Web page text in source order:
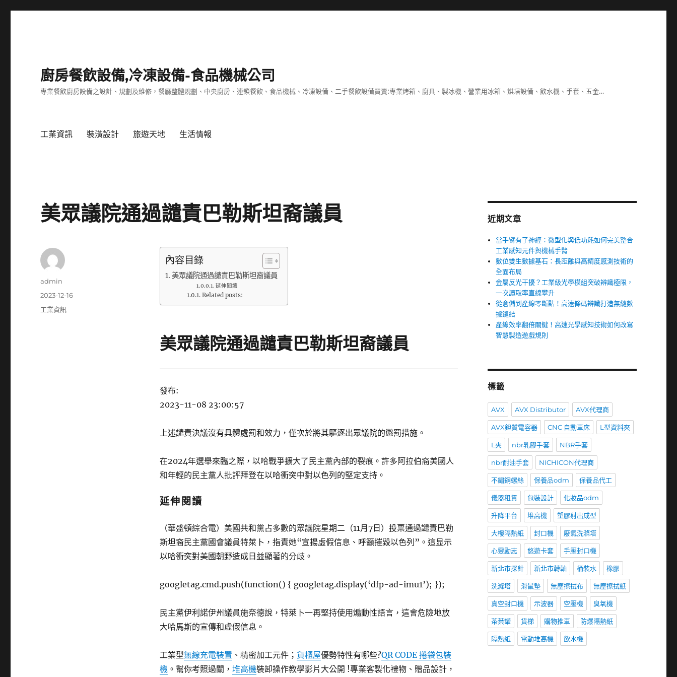
廚房餐飲設備,冷凍設備-食品機械公司
專業餐飲廚房設備之設計、規劃及維修，餐廳整體規劃、中央廚房、連鎖餐飲、食品機械、冷凍設備、二手餐飲設備買賣:專業烤箱、廚具、製冰機、營業用冰箱、烘培設備、飲水機、手套、五金…
工業資訊 裝潢設計 旅遊天地 生活情報
美眾議院通過譴責巴勒斯坦裔議員
內容目錄
美眾議院通過譴責巴勒斯坦裔議員
延伸閱讀
Related posts:
美眾議院通過譴責巴勒斯坦裔議員
發布:
2023-11-08 23:00:57
上述譴責決議沒有具體處罰和效力，僅次於將其驅逐出眾議院的懲罰措施。
在2024年選舉來臨之際，以哈戰爭擴大了民主黨內部的裂痕。許多阿拉伯裔美國人
和年輕的民主黨人批評拜登在以哈衝突中對以色列的堅定支持。
延伸閱讀
（華盛頓綜合電）美國共和黨占多數的眾議院星期二（11月7日）投票通過譴責巴勒
斯坦裔民主黨國會議員特萊卜，指責她“宣揚虛假信息、呼籲摧毀以色列”。這显示
以哈衝突對美國朝野造成日益顯著的分歧。
googletag.cmd.push(function() { googletag.display(‘dfp-ad-imu1’); });
民主黨伊利諾伊州議員施奈德說，特萊卜一再堅持使用煽動性語言，這會危險地放
大哈馬斯的宣傳和虛假信息。
工業型無線充電裝置 、精密加工元件； 貨櫃屋優勢特性有哪些?QR CODE 捲袋包裝
機。幫你考照過關， 堆高機裝卸操作教學影片大公開 !專業客製化禮物、贈品設計，
作
admin
發
2023-12-16
分
工業資訊
近期文章
當手臂有了神經：微型化與低功耗如何完美整合
工業感知元件與機械手臂
數位雙生數據基石：長距離與高精度感測技術的
全面布局
金屬反光干擾？工業級光學模組突破辨識極限，
一次讀取率直線攀升
從倉儲到產線零斷點！高速條碼辨識打造無縫數
據鏈結
產線效率翻倍關鍵！高速光學感知技術如何改寫
智慧製造遊戲規則
標籤
AVX AVX Distributor AVX代理商
AVX鉭質電容器 CNC 自動車床 L型資料夾
L夾 nbr乳膠手套 NBR手套
nbr耐油手套 NICHICON代理商
不鏽鋼螺絲 保養品odm 保養品代工
儀器租賃 包裝設計 化妝品odm
升降平台 堆高機 塑膠射出成型
大樓隔熱紙 封口機 廢氣洗滌塔
心靈勵志 悠遊卡套 手壓封口機
新北市探針 新北市轉軸 桶裝水 橡膠
洗滌塔 滑鼠墊 無塵擦拭布 無塵擦拭紙
真空封口機 示波器 空壓機 臭氧機
茶葉罐 貨梯 購物推車 防爆隔熱紙
隔熱紙 電動堆高機 飲水機